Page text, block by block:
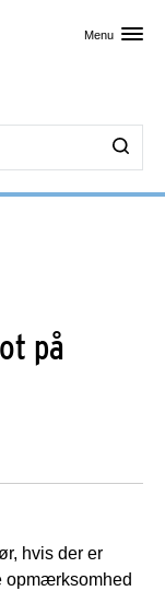
Menu
på
hvis der er
opmærksomhed